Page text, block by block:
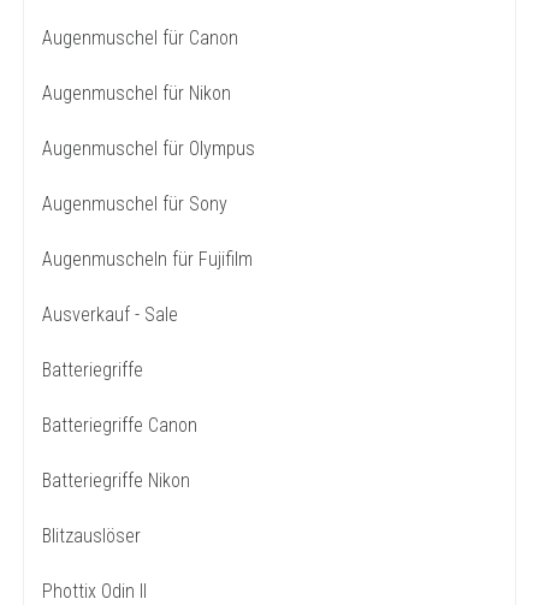
Augenmuschel für Canon
Augenmuschel für Nikon
Augenmuschel für Olympus
Augenmuschel für Sony
Augenmuscheln für Fujifilm
Ausverkauf - Sale
Batteriegriffe
Batteriegriffe Canon
Batteriegriffe Nikon
Blitzauslöser
Phottix Odin II